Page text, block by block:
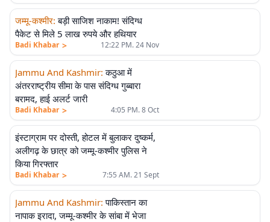
जम्मू-कश्मीर: बड़ी साजिश नाकाम! संदिग्ध
पैकेट से मिले 5 लाख रुपये और हथियार
Badi Khabar > 12:22 PM. 24 Nov
Jammu And Kashmir: कठुआ में
अंतरराष्ट्रीय सीमा के पास संदिग्ध गुब्बारा
बरामद, हाई अलर्ट जारी
Badi Khabar > 4:05 PM. 8 Oct
इंस्टाग्राम पर दोस्ती, होटल में बुलाकर दुष्कर्म,
अलीगढ़ के छात्र को जम्मू-कश्मीर पुलिस ने
किया गिरफ्तार
Badi Khabar > 7:55 AM. 21 Sept
Jammu And Kashmir: पाकिस्तान का
नापाक इरादा, जम्मू-कश्मीर के सांबा में भेजा